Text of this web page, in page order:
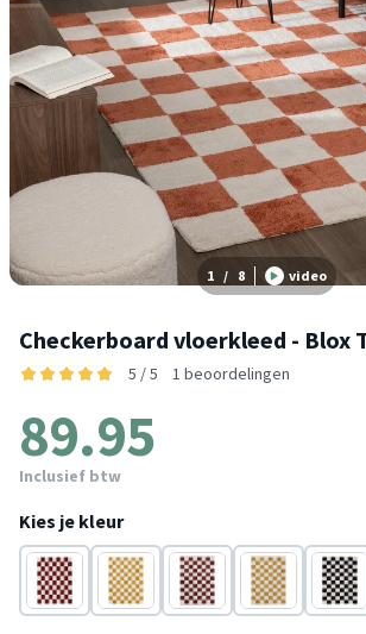
1 / 8 video
Checkerboard vloerkleed - Blox
5 / 5 1 beoordelingen
89.95
Inclusief btw
Kies je kleur
Rood Geel Rood Geel